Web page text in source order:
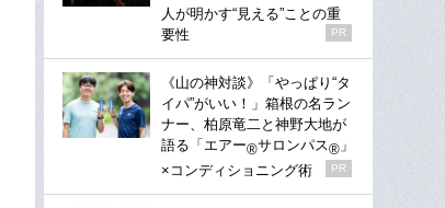
人が明かす“見える”ことの重
要性
PR
《山の神対談》「やっぱり“タ
イパ”がいい！」箱根の名ラン
ナー、柏原竜二と神野大地が
語る「エアー®サロンパス® 」
×コンディショニング術
PR